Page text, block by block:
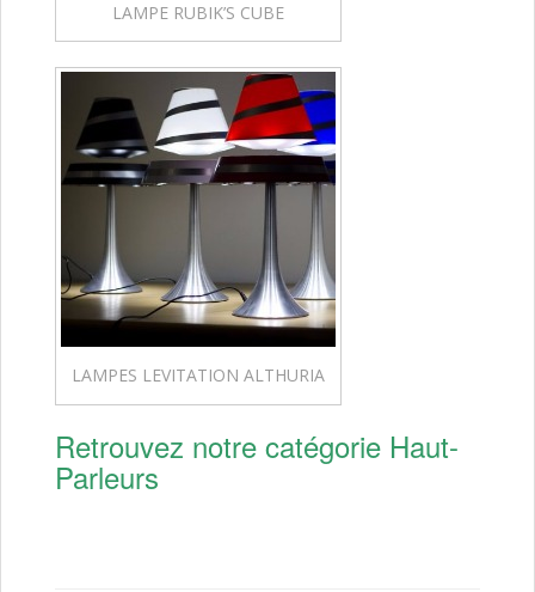
LAMPE RUBIK’S CUBE
LAMPES LEVITATION ALTHURIA
Retrouvez notre catégorie Haut-
Parleurs